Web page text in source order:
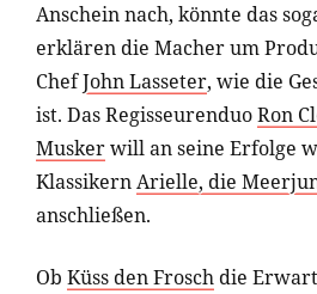
Anschein nach, könnte das
erklären die Macher um
ChefJohn Lasseter, wie die
ist. Das RegisseurenduoRon
Muskerwill an seine Erfolge
KlassikernArielle, die
anschließen.
Ob Küss den Frosch die